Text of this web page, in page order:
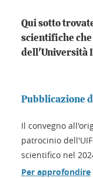
Qui sotto
scientifiche
dell'Università
Pubblicazione
Il convegno
patrocinio
scientifico nel
Per approfondire